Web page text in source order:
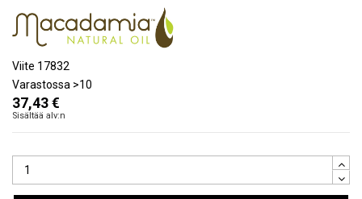
Viite 17832
Varastossa >10
37,43 €
Sisältää alv:n